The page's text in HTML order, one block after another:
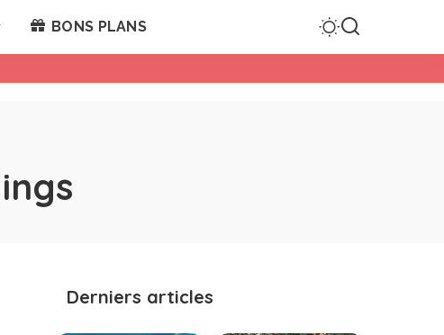
BONS PLANS
Derniers articles